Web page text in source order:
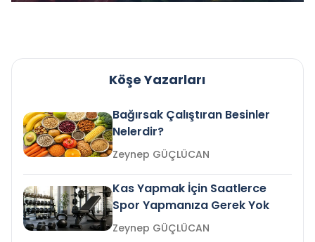
Köşe Yazarları
Bağırsak Çalıştıran Besinler
Nelerdir?
Zeynep GÜÇLÜCAN
Kas Yapmak İçin Saatlerce
Spor Yapmanıza Gerek Yok
Zeynep GÜÇLÜCAN